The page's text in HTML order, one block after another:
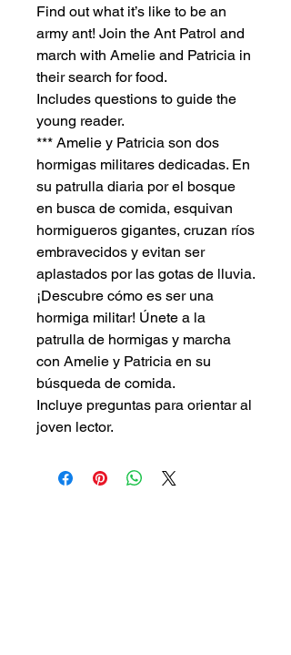
Find out what it’s like to be an
army ant! Join the Ant Patrol and
march with Amelie and Patricia in
their search for food.
Includes questions to guide the
young reader.
*** Amelie y Patricia son dos
hormigas militares dedicadas. En
su patrulla diaria por el bosque
en busca de comida, esquivan
hormigueros gigantes, cruzan ríos
embravecidos y evitan ser
aplastados por las gotas de lluvia.
¡Descubre cómo es ser una
hormiga militar! Únete a la
patrulla de hormigas y marcha
con Amelie y Patricia en su
búsqueda de comida.
Incluye preguntas para orientar al
joven lector.